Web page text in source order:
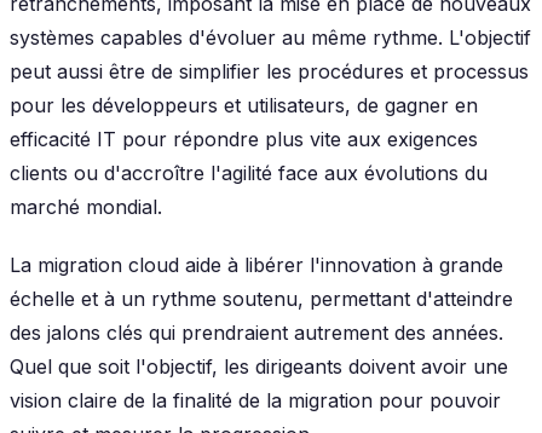
systèmes capables d'évoluer au même rythme. L'objectif
peut aussi être de simplifier les procédures et processus
pour les développeurs et utilisateurs, de gagner en
efficacité IT pour répondre plus vite aux exigences
clients ou d'accroître l'agilité face aux évolutions du
marché mondial.
La migration cloud aide à libérer l'innovation à grande
échelle et à un rythme soutenu, permettant d'atteindre
des jalons clés qui prendraient autrement des années.
Quel que soit l'objectif, les dirigeants doivent avoir une
vision claire de la finalité de la migration pour pouvoir